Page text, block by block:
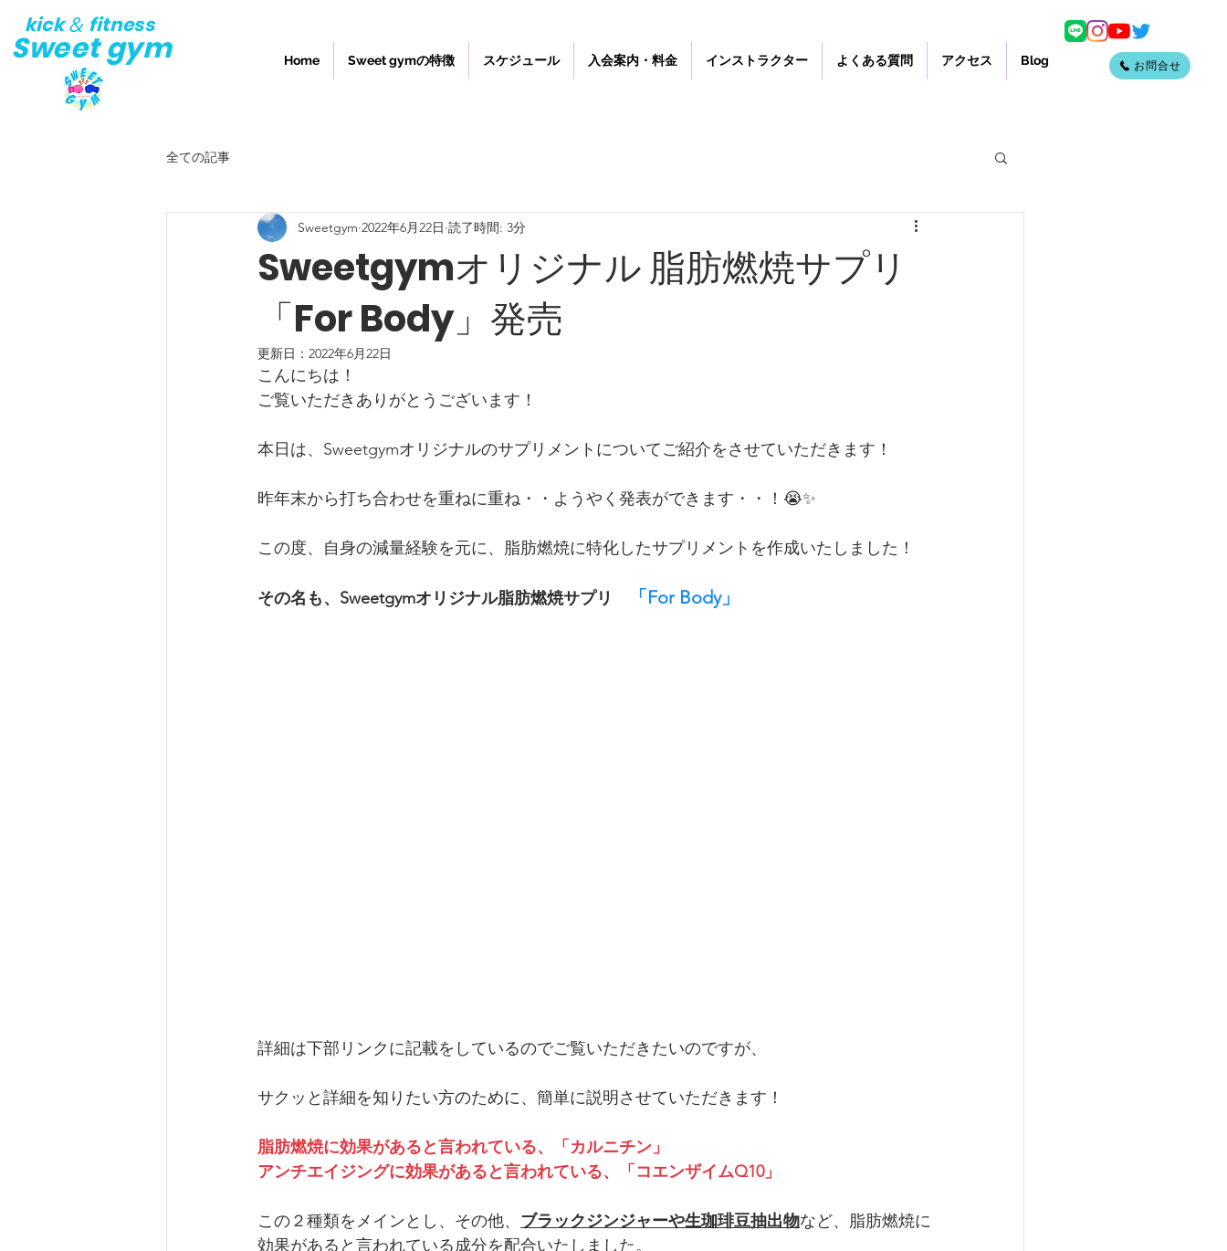
kick& fitness
Sweet gym Home Sweet gymの特徴 スケジュール 入会案内・料金 インストラクター よくある質問 アクセス Blog お問合せ
全ての記事
Sweetgymオリジナル 脂肪燃焼サプリ
「For Body」発売
Sweetgym 2022年6月22日 読了時間: 3分
更新日： 2022年6月22日
こんにちは！
ご覧いただきありがとうございます！
本日は、Sweetgymオリジナルのサプリメントについてご紹介をさせていただきます！
昨年末から打ち合わせを重ねに重ね・・ようやく発表ができます・・！😭✨
この度、自身の減量経験を元に、脂肪燃焼に特化したサプリメントを作成いたしました！
その名も、Sweetgymオリジナル脂肪燃焼サプリ 「For Body」
詳細は下部リンクに記載をしているのでご覧いただきたいのですが、
サクッと詳細を知りたい方のために、簡単に説明させていただきます！
脂肪燃焼に効果があると言われている、「カルニチン」
アンチエイジングに効果があると言われている、「コエンザイムQ10」
この２種類をメインとし、その他、 ブラックジンジャーや生珈琲豆抽出物など、脂肪燃焼に
効果があると言われている成分を配合いたしました。